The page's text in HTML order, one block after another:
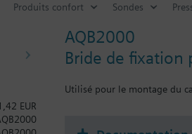
Produits confort Sondes
AQB2000
Bride de fixation
Utilisé pour le montage du
EUR